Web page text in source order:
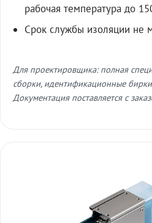
рабочая температура до
Срок службы изоляции не
Для проектировщика: полная
сборки, идентификационные
Документация поставляется с